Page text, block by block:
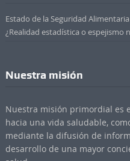
Estado de la Seguridad
¿Realidad estadística o espejismo
Nuestra misión
Nuestra misión primordial es
hacia una vida saludable,
mediante la difusión de
desarrollo de una mayor